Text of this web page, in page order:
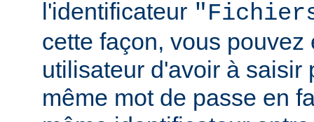
l'identificateur
cette façon, vous pouvez
utilisateur d'avoir à saisir
même mot de passe en